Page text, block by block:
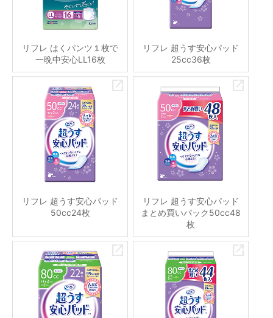
リフレ はくパンツ１枚で
一晩中安心LL16枚
リフレ 超うす安心パッド
25cc36枚
リフレ 超うす安心パッド
50cc24枚
リフレ 超うす安心パッド
まとめ買いパック50cc48
枚